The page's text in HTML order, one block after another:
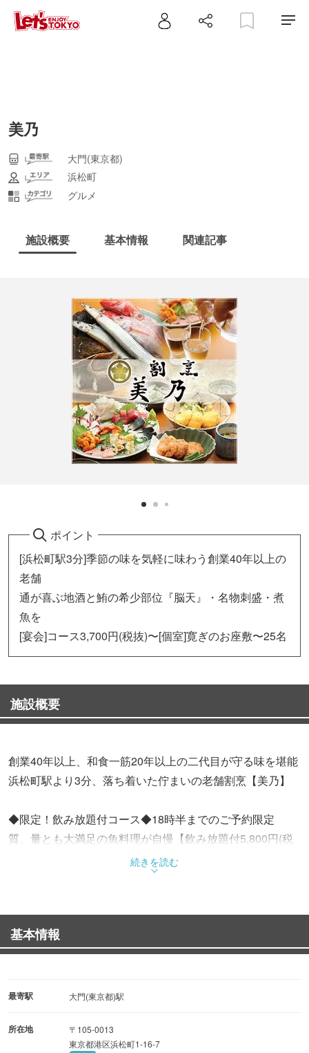
美乃
大門(東京都)
浜松町
グルメ
施設概要 基本情報 関連記事
ポイント
[浜松町駅3分]季節の味を気軽に味わう創業40年以上の
老舗
通が喜ぶ地酒と鮪の希少部位『脳天』・名物刺盛・煮
魚を
[宴会]コース3,700円(税抜)〜[個室]寛ぎのお座敷〜25名
施設概要
創業40年以上、和食一筋20年以上の二代目が守る味を堪能
浜松町駅より3分、落ち着いた佇まいの老舗割烹【美乃】
◆限定！飲み放題付コース◆18時半までのご予約限定
質、量とも大満足の魚料理が自慢【飲み放題付5,800円(税
寄せ鍋・鮟鱇鍋などの季節の鍋コースも大人気
◆名物◆高級魚も手頃に！
貴重な部位
ご提供
続きを読む
基本情報
最寄駅 大門(東京都)駅
所在地
〒105-0013
東京都港区浜松町1-16-7